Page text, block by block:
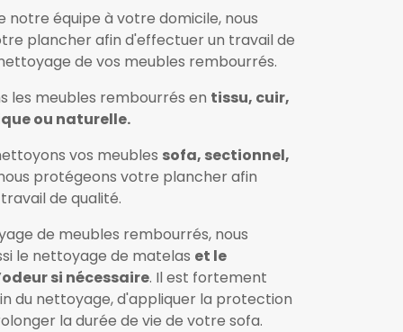
notre équipe à votre domicile, nous
plancher afin d'effectuer un travail de
de vos meubles rembourrés.
les meubles rembourrés en tissu, cuir,
ou naturelle.
vos meubles sofa, sectionnel,
protégeons votre plancher afin
de qualité.
de meubles rembourrés, nous
le nettoyage de matelas et le
si nécessaire. Il est fortement
du nettoyage, d'appliquer la protection
la durée de vie de votre sofa.